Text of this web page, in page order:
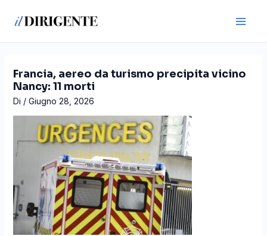
Francia, aereo da turismo precipita vicino
Nancy: 11 morti
Di / Giugno 28, 2026
articoli